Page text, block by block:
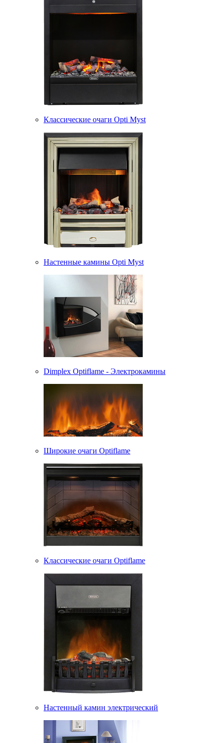
Классические очаги Opti Myst
Настенные камины Opti Myst
Dimplex Optiflame - Электрокамины
Широкие очаги Optiflame
Классические очаги Optiflame
Настенный камин электрический